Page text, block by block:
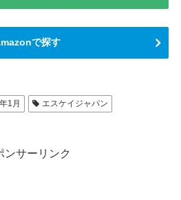
で探す
1月
エスケイジャパン
ンサーリンク